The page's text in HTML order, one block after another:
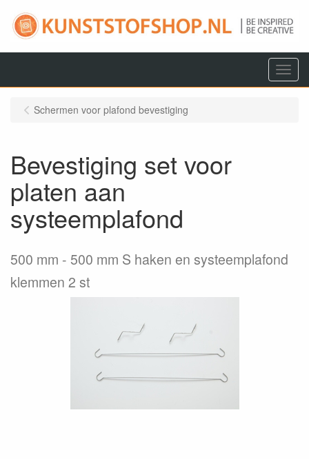
Menu
Schermen voor plafond bevestiging
Bevestiging set voor
platen aan
systeemplafond
500 mm
500 mm S haken en systeemplafond
klemmen 2 st